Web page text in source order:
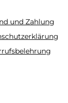
und Zahlung